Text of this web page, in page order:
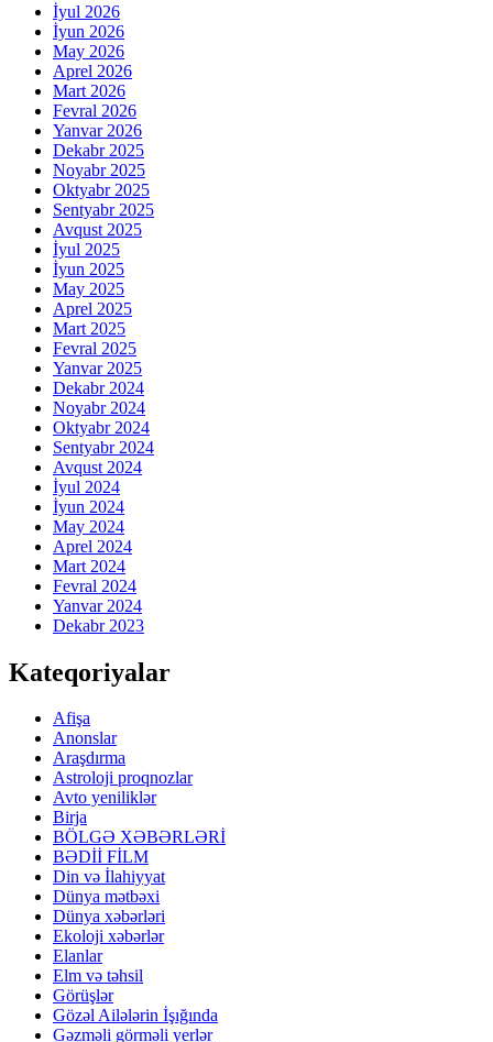
İyul 2026
İyun 2026
May 2026
Aprel 2026
Mart 2026
Fevral 2026
Yanvar 2026
Dekabr 2025
Noyabr 2025
Oktyabr 2025
Sentyabr 2025
Avqust 2025
İyul 2025
İyun 2025
May 2025
Aprel 2025
Mart 2025
Fevral 2025
Yanvar 2025
Dekabr 2024
Noyabr 2024
Oktyabr 2024
Sentyabr 2024
Avqust 2024
İyul 2024
İyun 2024
May 2024
Aprel 2024
Mart 2024
Fevral 2024
Yanvar 2024
Dekabr 2023
Kateqoriyalar
Afişa
Anonslar
Araşdırma
Astroloji proqnozlar
Avto yeniliklər
Birja
BÖLGƏ XƏBƏRLƏRİ
BƏDİİ FİLM
Din və İlahiyyat
Dünya mətbəxi
Dünya xəbərləri
Ekoloji xəbərlər
Elanlar
Elm və təhsil
Görüşlər
Gözəl Ailələrin İşığında
Gəzməli görməli yerlər